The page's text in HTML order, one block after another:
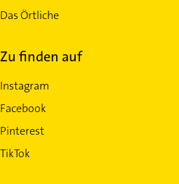
Das Örtliche
Zu finden auf
Instagram
Facebook
Pinterest
TikTok